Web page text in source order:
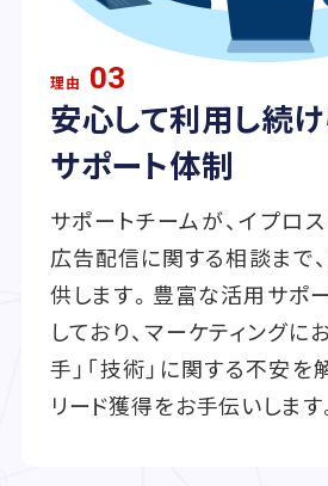
理由 03
安心して利用し続
サポート体制
サポートチームが、イプロ
広告配信に関する相談まで
供します。豊富な活用サポ
しており、マーケティングに
手」「技術」に関する不安を
リード獲得をお手伝いします